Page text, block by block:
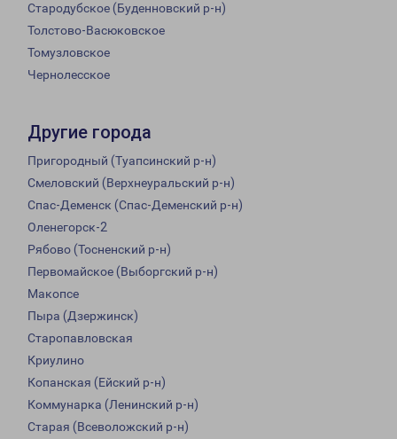
Стародубское (Буденновский р-н)
Толстово-Васюковское
Томузловское
Чернолесское
Другие города
Пригородный (Туапсинский р-н)
Смеловский (Верхнеуральский р-н)
Спас-Деменск (Спас-Деменский р-н)
Оленегорск-2
Рябово (Тосненский р-н)
Первомайское (Выборгский р-н)
Макопсе
Пыра (Дзержинск)
Старопавловская
Криулино
Копанская (Ейский р-н)
Коммунарка (Ленинский р-н)
Старая (Всеволожский р-н)